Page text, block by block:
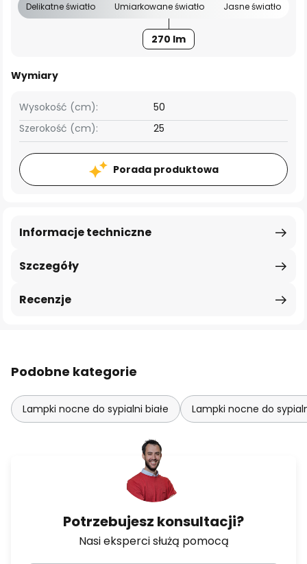
Delikatne światło Umiarkowane światło Jasne światło
270 lm
Wymiary
Szerokość (cm): 25
Wysokość (cm): 50
Porada produktowa
Szczegóły
Informacje techniczne
Recenzje
Podobne kategorie
Lampki nocne do sypialni białe Lampki nocne do
Potrzebujesz konsultacji?
Nasi eksperci służą pomocą